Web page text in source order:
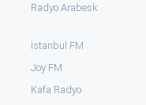
Radyo Arabesk
İstanbul FM
Joy FM
Kafa Radyo